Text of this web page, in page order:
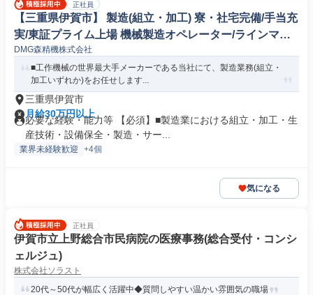
正社員
【三重県伊賀市】 製造(組立・加工) 寮・社宅完備/手当充
実/東証プライム上場 機械製造オペレーター/ラインマネ
ージャー
DMG森精機株式会社
■工作機械の世界最大手メーカーである当社にて、製造業務(組立・
加工いずれか)をお任せします...
三重県伊賀市
月給30万円以上
必要な経験・能力等 【必須】■製造業における組立・加工・生
産技術・設備保全・製造・サー...
業界未経験歓迎 +4個
気になる
正社員
伊賀市立上野総合市民病院の医療事務(総合受付・コンシ
ェルジュ)
株式会社ソラスト
20代～50代が幅広く活躍中◆質問しやすい温かい雰囲気の職場